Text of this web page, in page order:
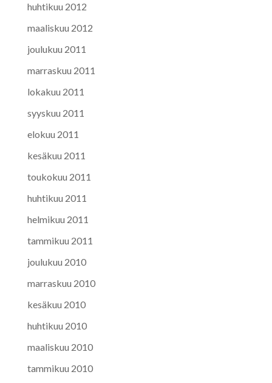
huhtikuu 2012
maaliskuu 2012
joulukuu 2011
marraskuu 2011
lokakuu 2011
syyskuu 2011
elokuu 2011
kesäkuu 2011
toukokuu 2011
huhtikuu 2011
helmikuu 2011
tammikuu 2011
joulukuu 2010
marraskuu 2010
kesäkuu 2010
huhtikuu 2010
maaliskuu 2010
tammikuu 2010